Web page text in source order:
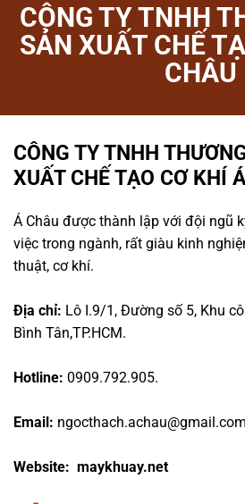
CÔNG TY TNHH
SẢN XUẤT CHẾ
CHÂU
CÔNG TY TNHH
XUẤT CHẾ TẠO CƠ KHÍ
Á Châu được thành lập với đội ngũ
việc trong ngành, rất giàu kinh
thuật, cơ khí.
Địa chỉ: Lô I.9/1, Đường số 5, Khu
Bình Tân,TP.HCM.
Hotline: 0909.792.905.
Email: ngocthach.achau@gmail.com
Website: maykhuay.net